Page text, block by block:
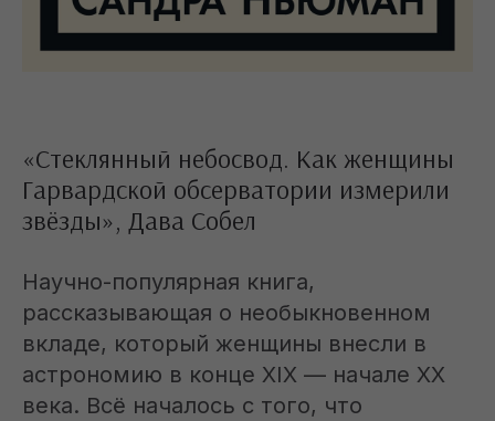
«Стеклянный небосвод. Как женщины
Гарвардской обсерватории измерили
звёзды», Дава Собел
Научно-популярная книга,
рассказывающая о необыкновенном
вкладе, который женщины внесли в
астрономию в конце XIX — начале XX
века. Всё началось с того, что